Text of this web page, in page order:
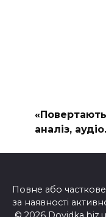
аналіз,
Повне або
за наявності